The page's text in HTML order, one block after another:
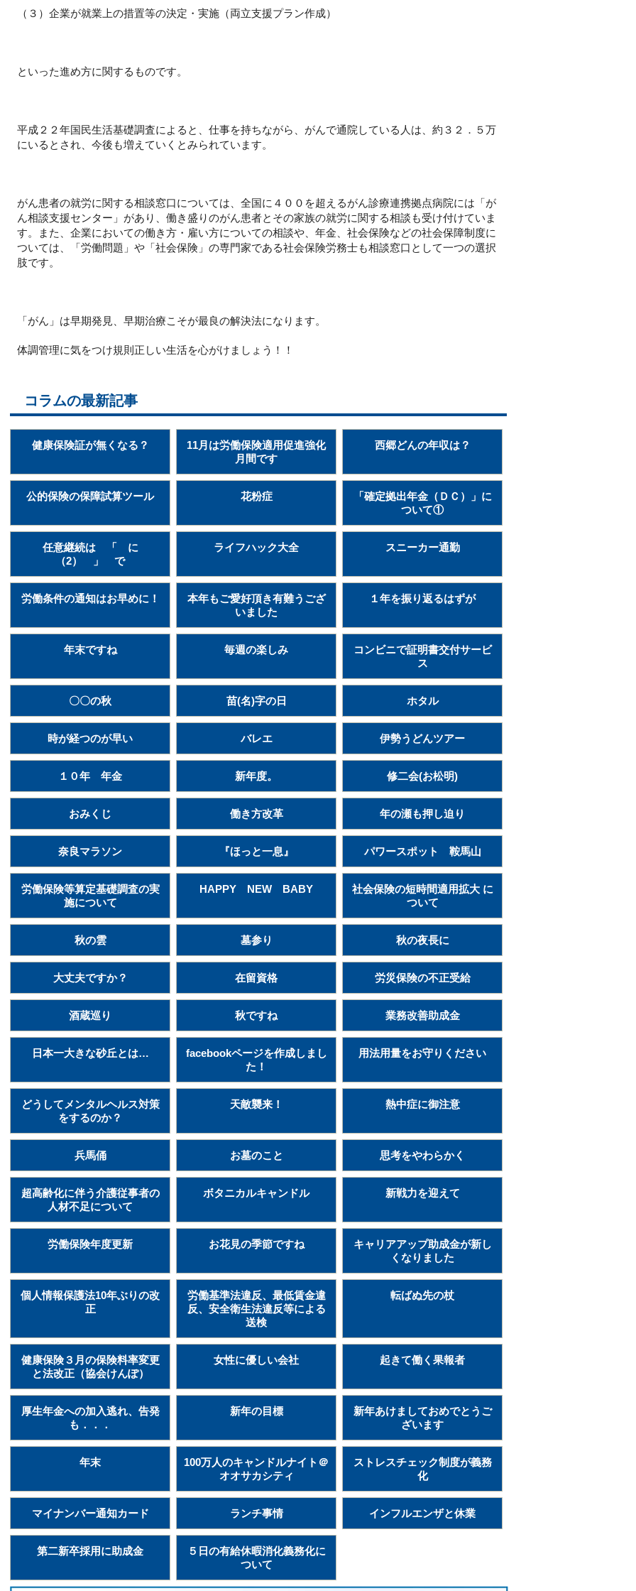
（３）企業が就業上の措置等の決定・実施（両立支援プラン作成）
といった進め方に関するものです。
平成２２年国民生活基礎調査によると、仕事を持ちながら、がんで通院している人は、約３２．５万
にいるとされ、今後も増えていくとみられています。
がん患者の就労に関する相談窓口については、全国に４００を超えるがん診療連携拠点病院には「が
ん相談支援センター」があり、働き盛りのがん患者とその家族の就労に関する相談も受け付けていま
す。また、企業においての働き方・雇い方についての相談や、年金、社会保険などの社会保障制度に
ついては、「労働問題」や「社会保険」の専門家である社会保険労務士も相談窓口として一つの選択
肢です。
「がん」は早期発見、早期治療こそが最良の解決法になります。
体調管理に気をつけ規則正しい生活を心がけましょう！！
コラムの最新記事
健康保険証が無くなる？
11月は労働保険適用促進強化
月間です
西郷どんの年収は？
公的保険の保障試算ツール 花粉症
「確定拠出年金（ＤＣ）」に
ついて①
任意継続は 「 に
（2） 」 で
ライフハック大全 スニーカー通勤
労働条件の通知はお早めに！
本年もご愛好頂き有難うござ
いました
１年を振り返るはずが
年末ですね 毎週の楽しみ
コンビニで証明書交付サービ
ス
〇〇の秋 苗(名)字の日 ホタル
時が経つのが早い バレエ 伊勢うどんツアー
１０年 年金 新年度。 修二会(お松明)
おみくじ 働き方改革 年の瀬も押し迫り
奈良マラソン 『ほっと一息』 パワースポット 鞍馬山
労働保険等算定基礎調査の実
施について
HAPPY NEW BABY
社会保険の短時間適用拡大 に
ついて
秋の雲 墓参り 秋の夜長に
大丈夫ですか？ 在留資格 労災保険の不正受給
酒蔵巡り 秋ですね 業務改善助成金
日本一大きな砂丘とは…
facebookページを作成しまし
た！
用法用量をお守りください
どうしてメンタルヘルス対策
をするのか？
天敵襲来！ 熱中症に御注意
兵馬俑 お墓のこと 思考をやわらかく
超高齢化に伴う介護従事者の
人材不足について
ボタニカルキャンドル 新戦力を迎えて
労働保険年度更新 お花見の季節ですね
キャリアアップ助成金が新し
くなりました
個人情報保護法10年ぶりの改
正
労働基準法違反、最低賃金違
反、安全衛生法違反等による
送検
転ばぬ先の杖
健康保険３月の保険料率変更
と法改正（協会けんぽ）
女性に優しい会社 起きて働く果報者
厚生年金への加入逃れ、告発
も．．．
新年の目標
新年あけましておめでとうご
ざいます
年末
100万人のキャンドルナイト＠
オオサカシティ
ストレスチェック制度が義務
化
マイナンバー通知カード ランチ事情 インフルエンザと休業
第二新卒採用に助成金
５日の有給休暇消化義務化に
ついて